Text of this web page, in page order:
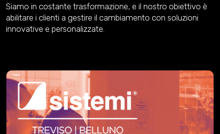
Siamo in costante trasformazione, e il nostro obiettivo è
abilitare i clienti a gestire il cambiamento con soluzioni
innovative e personalizzate.